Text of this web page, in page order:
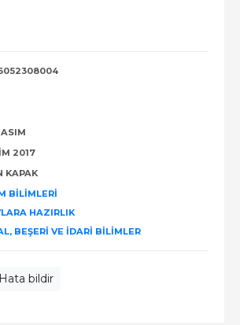
2017
KAPAK
BILIMLERI
HAZIRLIK
BEŞERI VE İDARI BILIMLER
Hata bildir